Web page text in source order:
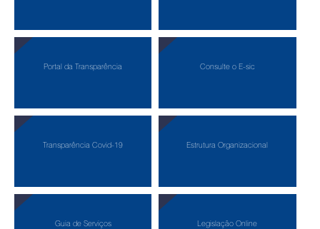
Portal da Transparência Consulte o E-sic
Transparência Covid-19 Estrutura Organizacional
Guia de Serviços Legislação Online